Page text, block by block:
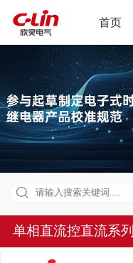
首页
单相直流控直流系列